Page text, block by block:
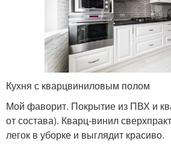
Кухня с кварцвиниловым полом
Мой фаворит. Покрытие из ПВХ и
от состава). Кварц-винил
легок в уборке и выглядит красиво.